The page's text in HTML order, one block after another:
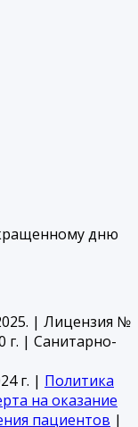
дню
| Лицензия №
г. | Санитарно-
г. | Политика
на оказание
пациентов |